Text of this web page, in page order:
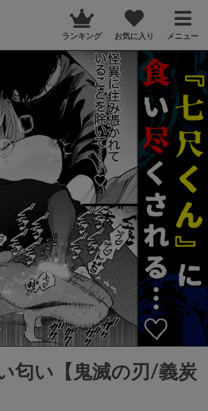
ランキング お気に入り メニュー
匂い【鬼滅の刃/義炭